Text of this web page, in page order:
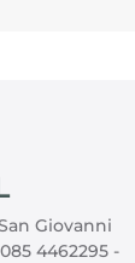
Giovanni
4462295 -